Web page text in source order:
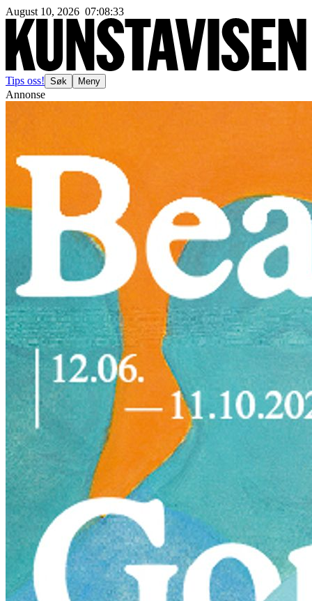
August 10, 2026 07:08:35
Tips oss! Søk Meny
Annonse